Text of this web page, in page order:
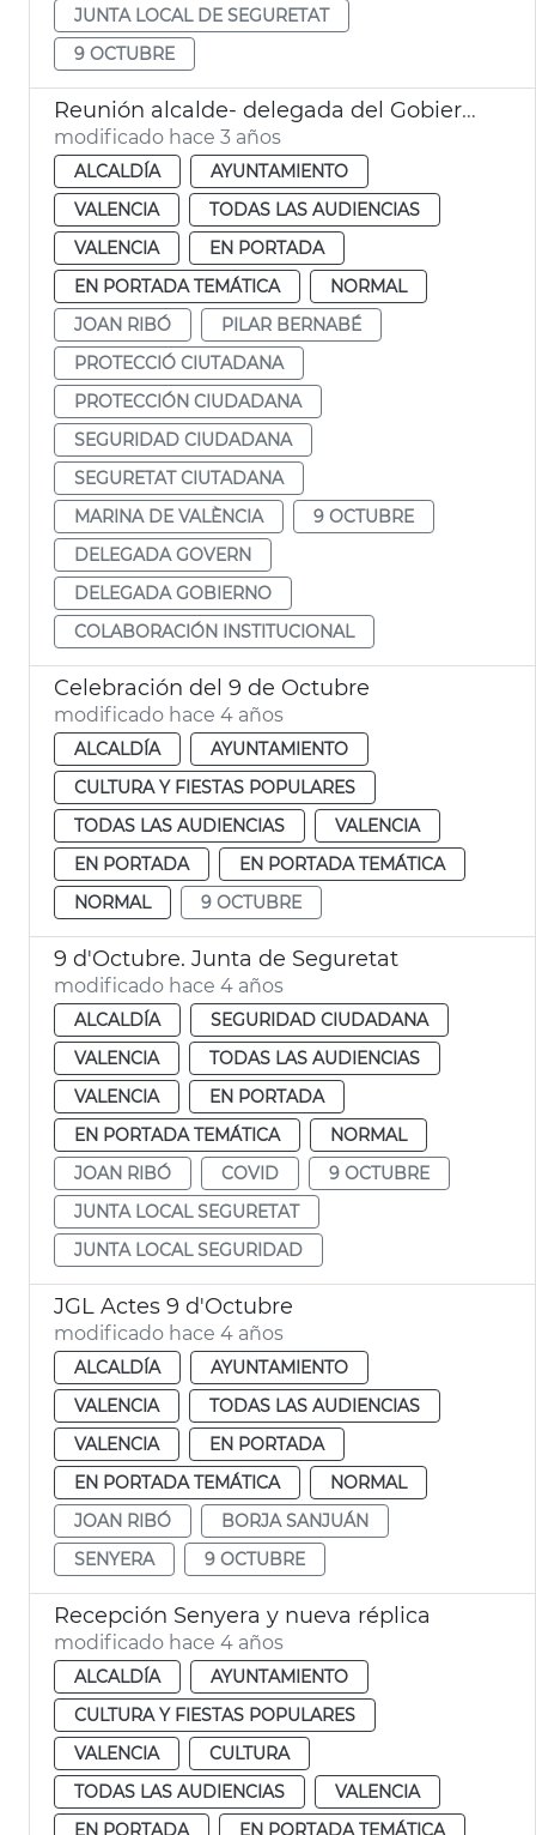
JUNTA LOCAL DE SEGURETAT
9 OCTUBRE
Reunión alcalde- delegada del Gobierno
modificado hace 3 años
ALCALDÍA
AYUNTAMIENTO
VALENCIA
TODAS LAS AUDIENCIAS
VALENCIA
EN PORTADA
EN PORTADA TEMÁTICA
NORMAL
JOAN RIBÓ
PILAR BERNABÉ
PROTECCIÓ CIUTADANA
PROTECCIÓN CIUDADANA
SEGURIDAD CIUDADANA
SEGURETAT CIUTADANA
MARINA DE VALÈNCIA
9 OCTUBRE
DELEGADA GOVERN
DELEGADA GOBIERNO
COLABORACIÓN INSTITUCIONAL
Celebración del 9 de Octubre
modificado hace 4 años
ALCALDÍA
AYUNTAMIENTO
CULTURA Y FIESTAS POPULARES
TODAS LAS AUDIENCIAS
VALENCIA
EN PORTADA
EN PORTADA TEMÁTICA
NORMAL
9 OCTUBRE
9 d'Octubre. Junta de Seguretat
modificado hace 4 años
ALCALDÍA
SEGURIDAD CIUDADANA
VALENCIA
TODAS LAS AUDIENCIAS
VALENCIA
EN PORTADA
EN PORTADA TEMÁTICA
NORMAL
JOAN RIBÓ
COVID
9 OCTUBRE
JUNTA LOCAL SEGURETAT
JUNTA LOCAL SEGURIDAD
JGL Actes 9 d'Octubre
modificado hace 4 años
ALCALDÍA
AYUNTAMIENTO
VALENCIA
TODAS LAS AUDIENCIAS
VALENCIA
EN PORTADA
EN PORTADA TEMÁTICA
NORMAL
JOAN RIBÓ
BORJA SANJUÁN
SENYERA
9 OCTUBRE
Recepción Senyera y nueva réplica
modificado hace 4 años
ALCALDÍA
AYUNTAMIENTO
CULTURA Y FIESTAS POPULARES
VALENCIA
CULTURA
TODAS LAS AUDIENCIAS
VALENCIA
EN PORTADA
EN PORTADA TEMÁTICA